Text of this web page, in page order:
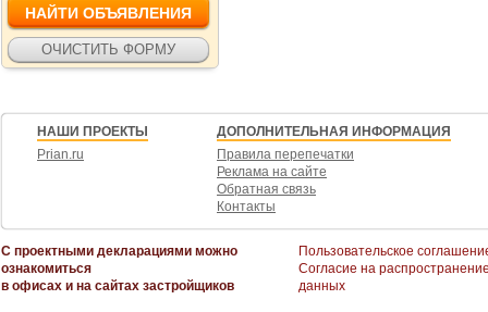
НАШИ ПРОЕКТЫ
Prian.ru
ДОПОЛНИТЕЛЬНАЯ ИНФОРМАЦИЯ
Правила перепечатки
Реклама на сайте
Обратная связь
Контакты
С проектными декларациями можно
ознакомиться
в офисах и на сайтах застройщиков
Пользовательское
Согласие на
данных